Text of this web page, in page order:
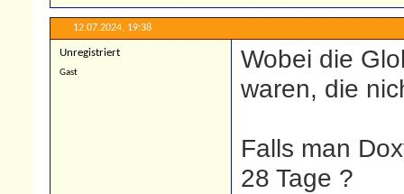
12.07.2024, 19:38
Unregistriert
Gast
Wobei die
waren, die
Falls man
28 Tage ?